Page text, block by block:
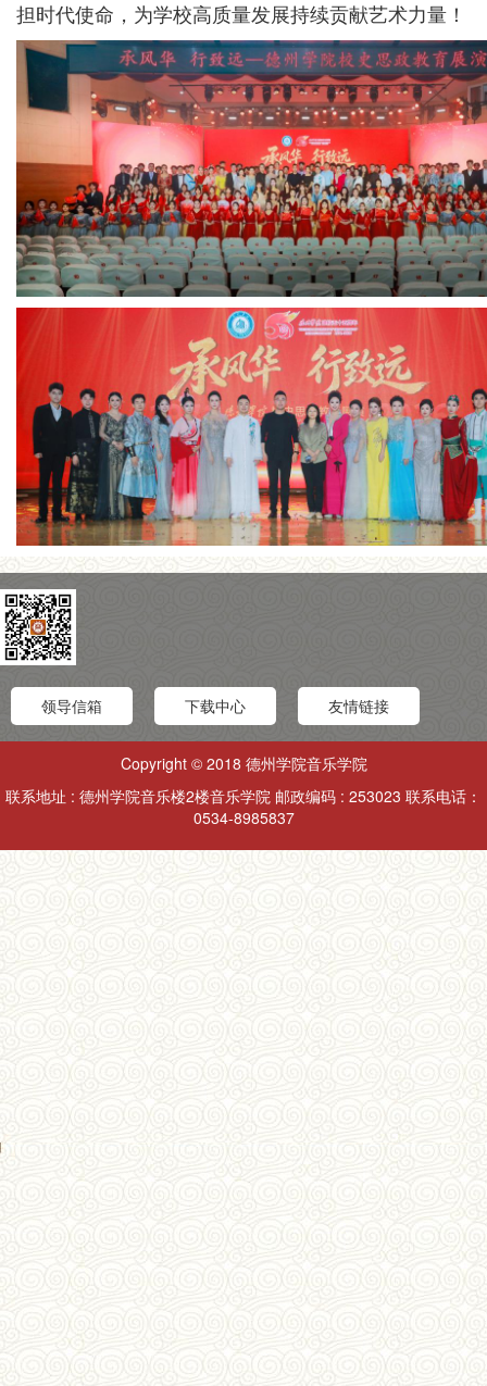
担时代使命，为学校高质量发展持续贡献艺术力量！
领导信箱 下载中心 友情链接
Copyright © 2018 德州学院音乐学院
联系地址 : 德州学院音乐楼2楼音乐学院 邮政编码 : 253023 联系电话：
0534-8985837